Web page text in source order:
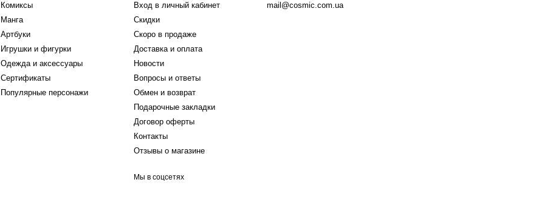
Комиксы
Манга
Артбуки
Игрушки и фигурки
Одежда и аксессуары
Сертификаты
Популярные персонажи
Вход в личный кабинет
Скидки
Скоро в продаже
Доставка и оплата
Новости
Вопросы и ответы
Обмен и возврат
Подарочные закладки
Договор оферты
Контакты
Отзывы о магазине
Мы в соцсетях
mail@cosmic.com.ua